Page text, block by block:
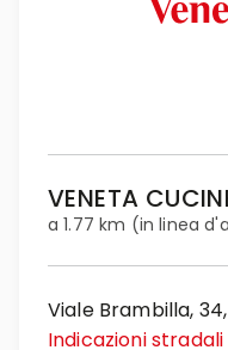
VENETA
a 1.77 km (in linea
Viale Brambilla,
Indicazioni stradali